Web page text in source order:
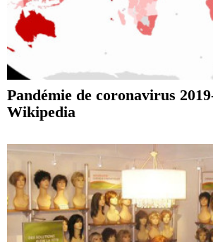
Pandémie de coronavirus
Wikipedia